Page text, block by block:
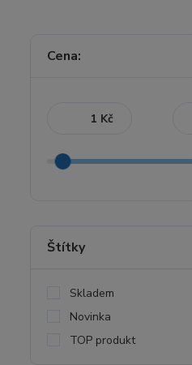
Cena:
Kč
Štítky
Skladem
Novinka
TOP produkt